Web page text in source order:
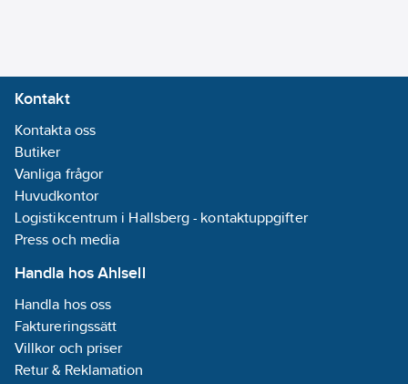
Kontakt
Kontakta oss
Butiker
Vanliga frågor
Huvudkontor
Logistikcentrum i Hallsberg - kontaktuppgifter
Press och media
Handla hos Ahlsell
Handla hos oss
Faktureringssätt
Villkor och priser
Retur & Reklamation